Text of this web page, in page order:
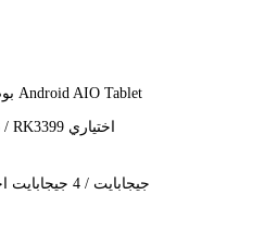
15.6 بوصة Android AIO Tablet
RK3288 / RK3399 اختياري
2 جيجابايت / 4 جيجابايت اختياري